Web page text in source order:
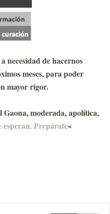
necesidad de hacernos
meses, para poder
mayor rigor.
Gaona, moderada, apolítica,
esperan. Prepárate«